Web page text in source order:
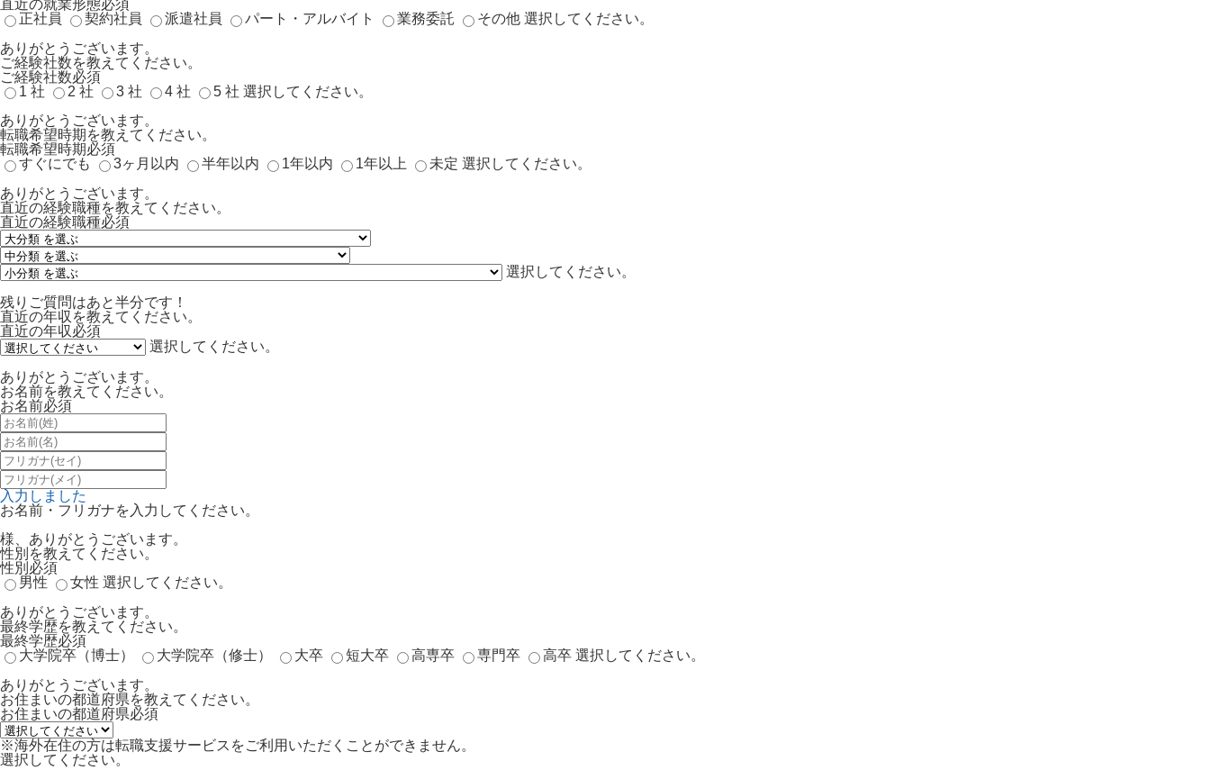
直近の就業形態必須
正社員
契約社員 派遣社員 パート・アルバイト 業務委託 その他 選択してください。
ありがとうございます。
ご経験社数を教えてください。
ご経験社数必須
1 社
2 社 3 社 4 社 5 社 選択してください。
ありがとうございます。
転職希望時期を教えてください。
転職希望時期必須
すぐにでも
3ヶ月以内 半年以内 1年以内 1年以上 未定 選択してください。
ありがとうございます。
直近の経験職種を教えてください。
直近の経験職種必須
選択してください。
残りご質問はあと半分です！
直近の年収を教えてください。
直近の年収必須
選択してください。
ありがとうございます。
お名前を教えてください。
お名前必須
入力しました
お名前・フリガナを入力してください。
様、ありがとうございます。
性別を教えてください。
性別 必須
男性
女性 選択してください。
ありがとうございます。
最終学歴を教えてください。
最終学歴必須
大学院卒（博士）
大学院卒（修士） 大卒 短大卒 高専卒 専門卒 高卒 選択してください。
ありがとうございます。
お住まいの都道府県を教えてください。
お住まいの都道府県必須
※海外在住の方は転職支援サービスをご利用いただくことができません。
選択してください。